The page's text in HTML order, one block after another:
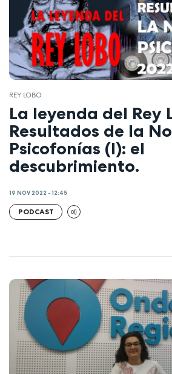
REY LOBO
La leyenda del Rey
Resultados de la
Psicofonías (I): el
descubrimiento.
19 NOV 2022 - 12:45
PODCAST